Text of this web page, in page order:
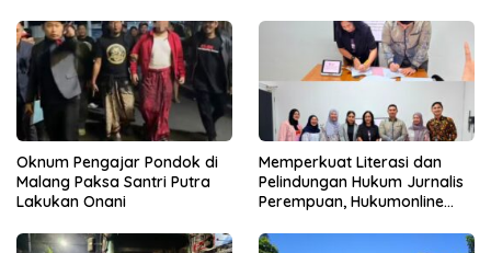
Oknum Pengajar Pondok di
Malang Paksa Santri Putra
Lakukan Onani
Memperkuat Literasi dan
Pelindungan Hukum Jurnalis
Perempuan, Hukumonline
Gratis